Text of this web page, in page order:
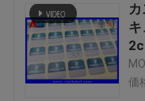
ー
価